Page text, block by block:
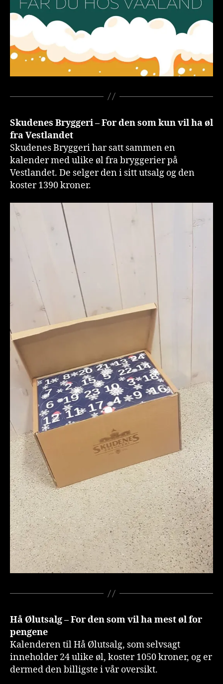
Skudenes Bryggeri– For den som kun vil ha øl
fra Vestlandet
Skudenes Bryggeri har satt sammen en
kalender med ulike øl fra bryggerier på
Vestlandet. De selger den i sitt utsalg og den
koster 1390 kroner.
Hå Ølutsalg – For den som vil ha mest øl for
pengene
Kalenderen til Hå Ølutsalg, som selvsagt
inneholder 24 ulike øl, koster 1050 kroner, og er
dermed den billigste i vår oversikt.